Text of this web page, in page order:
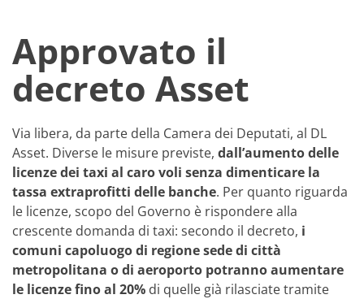
Approvato il
decreto Asset
Via libera, da parte della Camera dei Deputati, al DL
Asset. Diverse le misure previste, dall’aumento delle
licenze dei taxi al caro voli senza dimenticare la
tassa extraprofitti delle banche. Per quanto riguarda
le licenze, scopo del Governo è rispondere alla
crescente domanda di taxi: secondo il decreto, i
comuni capoluogo di regione sede di città
metropolitana o di aeroporto potranno aumentare
le licenze fino al 20% di quelle già rilasciate tramite